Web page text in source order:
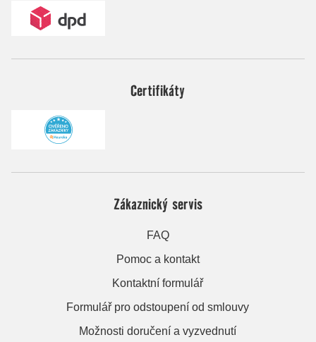
Certifikáty
Zákaznický servis
FAQ
Pomoc a kontakt
Kontaktní formulář
Formulář pro odstoupení od smlouvy
Možnosti doručení a vyzvednutí